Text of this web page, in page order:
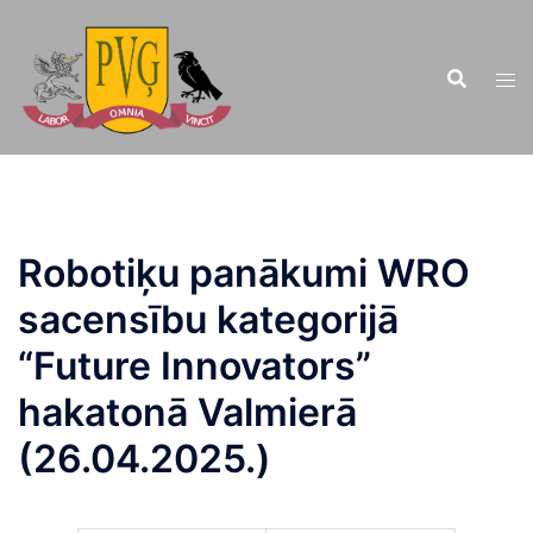
saturu
Robotiķu panākumi WRO
sacensību kategorijā
“Future Innovators”
hakatonā Valmierā
(26.04.2025.)